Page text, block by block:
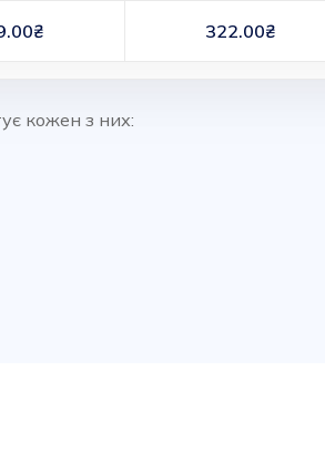
322.00₴
кожен з них: